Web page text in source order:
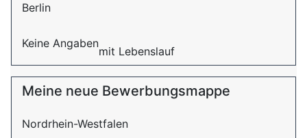
Berlin
Keine Angaben
mit Lebenslauf
Meine neue Bewerbungsmappe
Nordrhein-Westfalen